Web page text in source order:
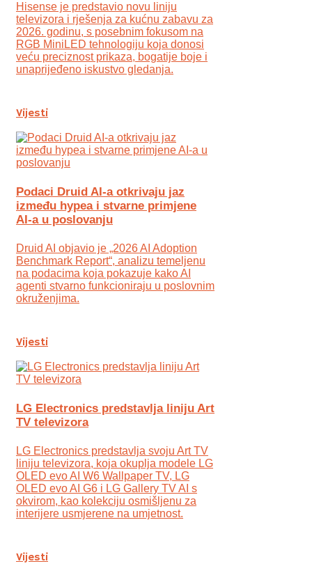
Hisense je predstavio novu liniju
televizora i rješenja za kućnu zabavu za
2026. godinu, s posebnim fokusom na
RGB MiniLED tehnologiju koja donosi
veću preciznost prikaza, bogatije boje i
unaprijeđeno iskustvo gledanja.
Vijesti
Podaci Druid AI-a otkrivaju jaz
između hypea i stvarne primjene
AI-a u poslovanju
Druid AI objavio je „2026 AI Adoption
Benchmark Report“, analizu temeljenu
na podacima koja pokazuje kako AI
agenti stvarno funkcioniraju u poslovnim
okruženjima.
Vijesti
LG Electronics predstavlja liniju Art
TV televizora
LG Electronics predstavlja svoju Art TV
liniju televizora, koja okuplja modele LG
OLED evo AI W6 Wallpaper TV, LG
OLED evo AI G6 i LG Gallery TV AI s
okvirom, kao kolekciju osmišljenu za
interijere usmjerene na umjetnost.
Vijesti